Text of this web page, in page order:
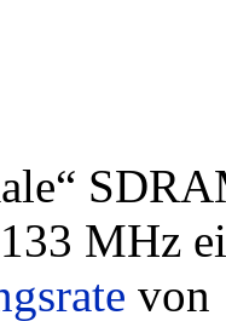
MHz
von